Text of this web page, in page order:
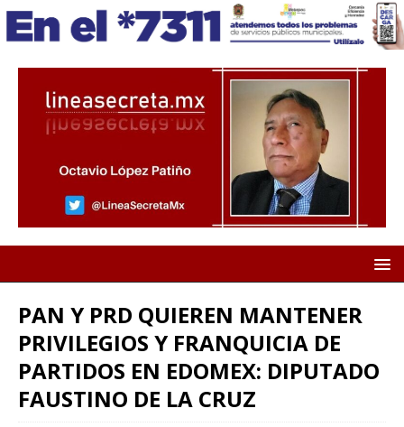
PAN Y PRD QUIEREN MANTENER
PRIVILEGIOS Y FRANQUICIA DE
PARTIDOS EN EDOMEX: DIPUTADO
FAUSTINO DE LA CRUZ